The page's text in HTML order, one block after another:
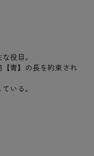
役目。
【青】の長を約束され
いる。